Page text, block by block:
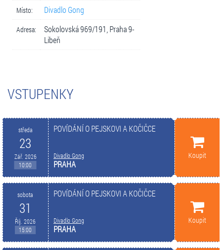
Místo: Divadlo Gong
Adresa:
Sokolovská 969/191, Praha 9-
Libeň
VSTUPENKY
středa
23
Zář. 2026
10:00
POVÍDÁNÍ O PEJSKOVI A KOČIČCE
Divadlo Gong
PRAHA
Koupit
sobota
31
Říj. 2026
15:00
POVÍDÁNÍ O PEJSKOVI A KOČIČCE
Divadlo Gong
PRAHA
Koupit